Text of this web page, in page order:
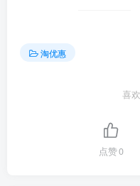
淘优惠
喜
点赞0